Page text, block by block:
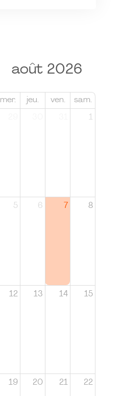
août 2026
mer. jeu. ven. sam.
1
5 6 7 8
12 13 14 15
19 20 21 22